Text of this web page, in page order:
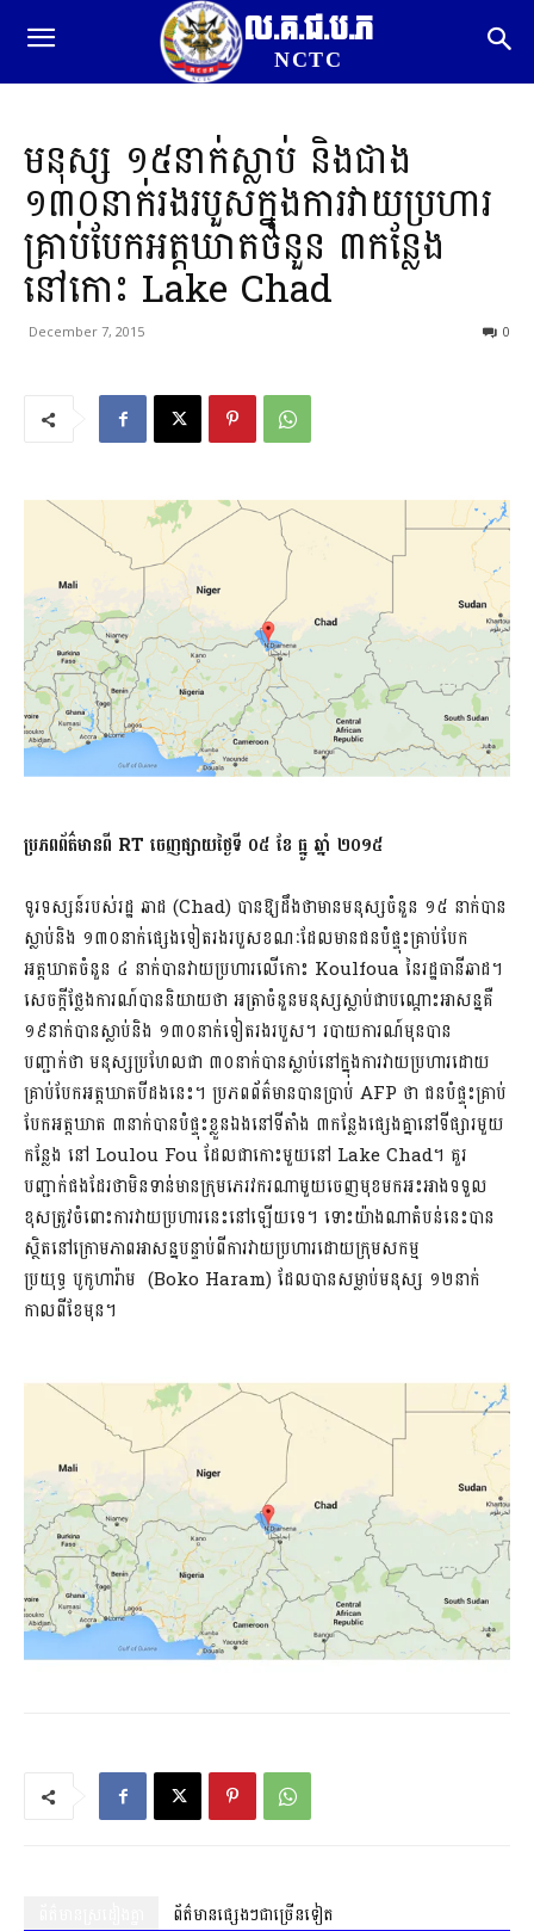
ល.គ.ជ.ប.ភ
NCTC
មនុស្ស ១៥នាក់ស្លាប់ និងជាង
១៣០នាក់រងរបួសក្នុងការវាយប្រហារ
គ្រាប់បែកអត្តឃាតចំនួន ៣កន្លែង
នៅកោះ Lake Chad
December 7, 2015 0
ប្រភពព័ត៌មានពី RT ចេញផ្សាយថ្ងៃទី ០៥ ខែ​ ធ្នូ ឆ្នាំ ២០១៥
ទូរទស្សន៍របស់រដ្ឋ ឆាដ (Chad) បានឱ្យដឹងថាមានមនុស្សចំនួន ១៥ នាក់បាន
ស្លាប់និង ១៣០នាក់ផ្សេងទៀតរងរបួសខណៈដែលមានជនបំផ្ទុះគ្រាប់បែក
អត្តឃាតចំនួន ៤ នាក់បានវាយប្រហារលើកោះ Koulfoua នៃរដ្ឋធានីឆាដ។
សេចក្តីថ្លែងការណ៍បាននិយាយថា អត្រាចំនួនមនុស្សស្លាប់ជាបណ្តោះអាសន្នគឺ
១៩នាក់បានស្លាប់និង ១៣០នាក់ទៀតរងរបួស។ របាយការណ៍មុនបាន
បញ្ជាក់ថា មនុស្សប្រហែលជា ៣០នាក់បានស្លាប់នៅក្នុងការវាយប្រហារដោយ
គ្រាប់បែកអត្តឃាតបីដងនេះ។ ប្រភពព័ត៌មានបានប្រាប់ AFP ថា ជនបំផ្ទុះគ្រាប់
បែកអត្តឃាត ៣នាក់បានបំផ្ទុះខ្លួនឯងនៅទីតាំង ៣កន្លែងផ្សេងគ្នានៅទីផ្សារមួយ
កន្លែង នៅ Loulou Fou ដែលជាកោះមួយនៅ Lake Chad។ គួរ
បញ្ជាក់ផងដែរថាមិនទាន់មានក្រុមភេរវករណាមួយចេញមុខមកអះអាងទទួល
ខុសត្រូវចំពោះការវាយប្រហារនេះនៅឡើយទេ។ ទោះយ៉ាងណាតំបន់នេះបាន
ស្ថិតនៅក្រោមភាពអាសន្នបន្ទាប់ពីការវាយប្រហារដោយក្រុមសកម្ម
ប្រយុទ្ធ បូកូហារ៉ាម (Boko Haram) ដែលបានសម្លាប់មនុស្ស ១២នាក់
កាលពីខែមុន។
ព័ត៌មានផ្សេងៗជាច្រើនទៀត